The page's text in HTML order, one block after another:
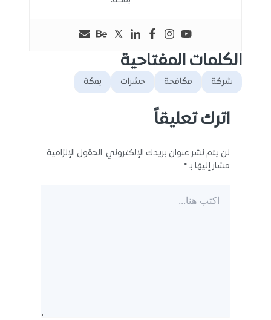
الكلمات المفتاحية
شركة مكافحة حشرات بمكة
اترك تعليقاً
لن يتم نشر عنوان بريدك الإلكتروني. الحقول الإلزامية
مشار إليها بـ*
هنا...